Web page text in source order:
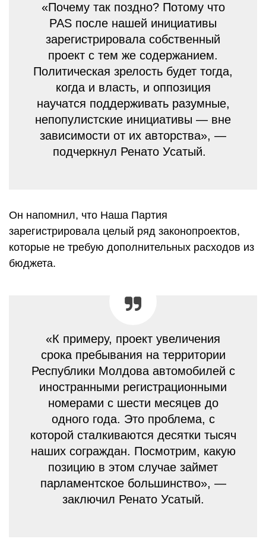
«Почему так поздно? Потому что
PAS после нашей инициативы
зарегистрировала собственный
проект с тем же содержанием.
Политическая зрелость будет тогда,
когда и власть, и оппозиция
научатся поддерживать разумные,
непопулистские инициативы — вне
зависимости от их авторства», —
подчеркнул Ренато Усатый.
Он напомнил, что Наша Партия
зарегистрировала целый ряд законопроектов,
которые не требую дополнительных расходов из
бюджета.
«К примеру, проект увеличения
срока пребывания на территории
Республики Молдова автомобилей с
иностранными регистрационными
номерами с шести месяцев до
одного года. Это проблема, с
которой сталкиваются десятки тысяч
наших сограждан. Посмотрим, какую
позицию в этом случае займет
парламентское большинство», —
заключил Ренато Усатый.